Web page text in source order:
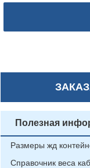
Полезная
Размеры жд
Справочник веса